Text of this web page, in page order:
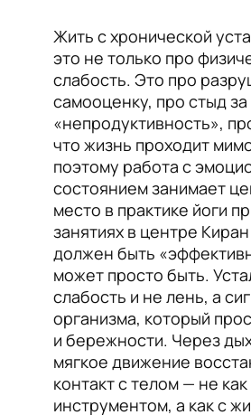
Жить с хронической
это не только про
слабость. Это про
самооценку, про стыд за
«непродуктивность»,
что жизнь проходит
поэтому работа с
состоянием занимает
место в практике йоги
занятиях в центре
должен быть
может просто быть.
слабость и не лень, а
организма, который
и бережности. Через
мягкое движение
контакт с телом — не как
инструментом, а как с